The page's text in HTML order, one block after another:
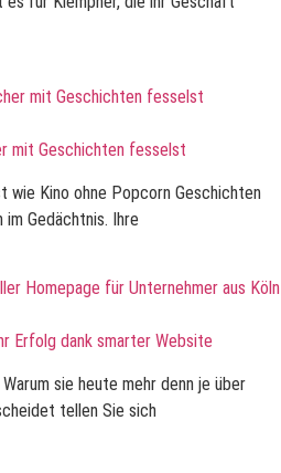
mit Geschichten fesselst
wie Kino ohne Popcorn Geschichten
Gedächtnis. Ihre
Erfolg dank smarter Website
sie heute mehr denn je über
tellen Sie sich